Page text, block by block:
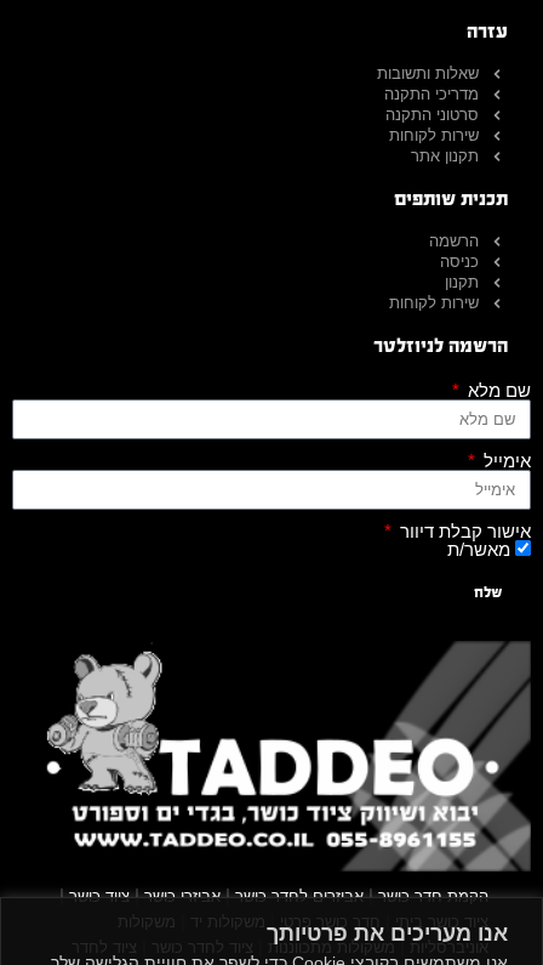
אנו מעריכים את פרטיותך
עזרה
שאלות ותשובות
מדריכי התקנה
סרטוני התקנה
שירות לקוחות
תקנון אתר
תכנית שותפים
הרשמה
כניסה
תקנון
שירות לקוחות
הרשמה לניוזלטר
שם מלא
אימייל
אישור קבלת דיוור
מאשר/ת
שלח
הקמת חדר כושר|אביזרים לחדר כושר|אביזרי כושר|ציוד כושר|
ציוד כושר ביתי חדר כושר פרטי משקולות יד
משקולות
אוניברסליות |משקולות מתכווננות ציוד לחדר כושר
ציוד לחדר